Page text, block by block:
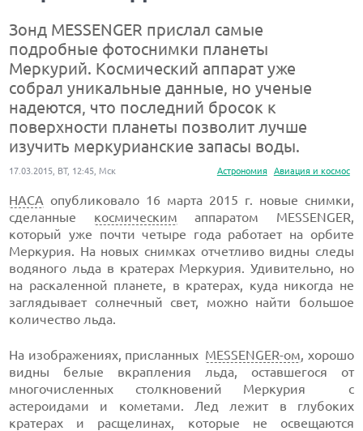
Зонд MESSENGER прислал самые
подробные фотоснимки планеты
Меркурий. Космический аппарат уже
собрал уникальные данные, но ученые
надеются, что последний бросок к
поверхности планеты позволит лучше
изучить меркурианские запасы воды.
Астрономия Авиация и космос
17.03.2015, ВТ, 12:45, Мск
НАСА опубликовало 16 марта 2015 г. новые снимки,
сделанные космическим аппаратом MESSENGER,
который уже почти четыре года работает на орбите
Меркурия. На новых снимках отчетливо видны следы
водяного льда в кратерах Меркурия. Удивительно, но
на раскаленной планете, в кратерах, куда никогда не
заглядывает солнечный свет, можно найти большое
количество льда.
На изображениях, присланных MESSENGER-ом, хорошо
видны белые вкрапления льда, оставшегося от
многочисленных столкновений Меркурия с
астероидами и кометами. Лед лежит в глубоких
кратерах и расщелинах, которые не освещаются